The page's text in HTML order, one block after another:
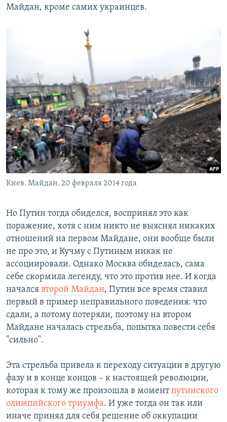
Майдан, кроме самих украинцев.
Киев. Майдан. 20 февраля 2014 года
Но Путин тогда обиделся, воспринял это как
поражение, хотя с ним никто не выяснял никаких
отношений на первом Майдане, они вообще были
не про это, и Кучму с Путиным никак не
ассоциировали. Однако Москва обиделась, сама
себе скормила легенду, что это против нее. И когда
начался второй Майдан, Путин все время ставил
первый в пример неправильного поведения: что
сдали, а потому потеряли, поэтому на втором
Майдане началась стрельба, попытка повести себя
"сильно".
Эта стрельба привела к переходу ситуации в другую
фазу и в конце концов – к настоящей революции,
которая к тому же произошла в моментпутинского
олимпийского триумфа. И уже тогда он так или
иначе принял для себя решение об оккупации